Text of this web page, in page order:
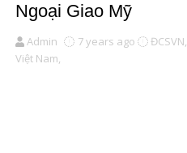
Ngoại Giao Mỹ
Admin 7 years ago ĐCSVN,
Việt Nam,